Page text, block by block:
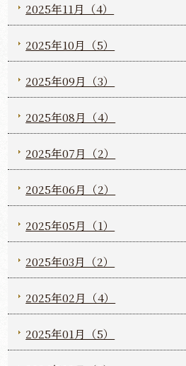
2025年11月（4）
2025年10月（5）
2025年09月（3）
2025年08月（4）
2025年07月（2）
2025年06月（2）
2025年05月（1）
2025年03月（2）
2025年02月（4）
2025年01月（5）